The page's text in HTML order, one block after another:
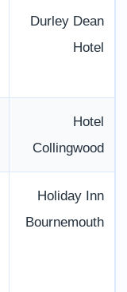
Durley Dean
Hotel
Hotel
Collingwood
Holiday Inn
Bournemouth